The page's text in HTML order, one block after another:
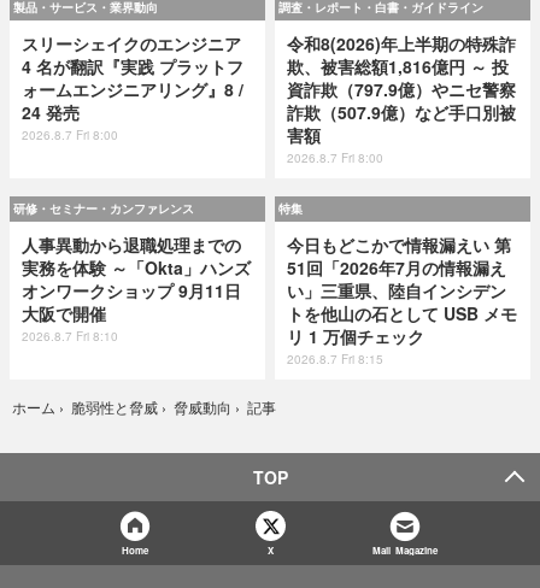
製品・サービス・業界動向
スリーシェイクのエンジニア
4 名が翻訳『実践 プラットフ
ォームエンジニアリング』8 /
24 発売
2026.8.7 Fri 8:00
調査・レポート・白書・ガイドライン
令和8(2026)年上半期の特殊詐
欺、被害総額1,816億円 ～ 投
資詐欺（797.9億）やニセ警察
詐欺（507.9億）など手口別被
害額
2026.8.7 Fri 8:00
研修・セミナー・カンファレンス
人事異動から退職処理までの
実務を体験 ～「Okta」ハンズ
オンワークショップ 9月11日
大阪で開催
2026.8.7 Fri 8:10
特集
今日もどこかで情報漏えい 第
51回「2026年7月の情報漏え
い」三重県、陸自インシデン
トを他山の石として USB メモ
リ 1 万個チェック
2026.8.7 Fri 8:15
ホーム › 脆弱性と脅威 › 脅威動向 › 記事
TOP
Home X Mail Magazine